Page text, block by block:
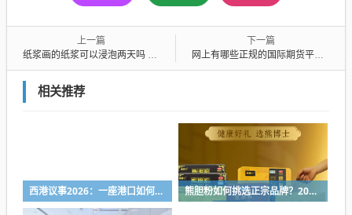
上一篇
纸浆画的纸浆可以浸泡两天吗 纸浆画的纸浆要泡多长时间
下一篇
网上有哪些正规的国际期货平台(国际期货平台有哪些)
相关推荐
西港议事2026：一座港口如何打开秦皇岛的城市未来想象？ 熊胆粉如何挑选正宗品牌？2026正规熊胆粉十大品质榜单，助你清肝明目、养护肝胆